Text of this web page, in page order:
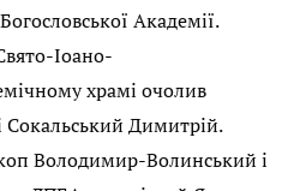
Академії.
Іоано-
храмі очолив
Сокальський Димитрій.
Володимир-Волинський і